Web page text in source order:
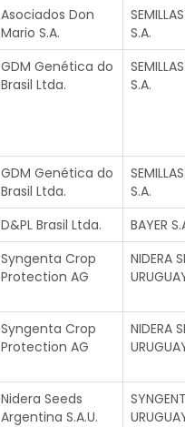
Asociados Don
Mario S.A.
S.A.
GDM Genética do
Brasil Ltda.
S.A.
GDM Genética do
Brasil Ltda.
S.A.
D&PL Brasil Ltda.
BAYER
Syngenta Crop
Protection AG
NIDERA
Syngenta Crop
Protection AG
NIDERA
Nidera Seeds
Argentina S.A.U.